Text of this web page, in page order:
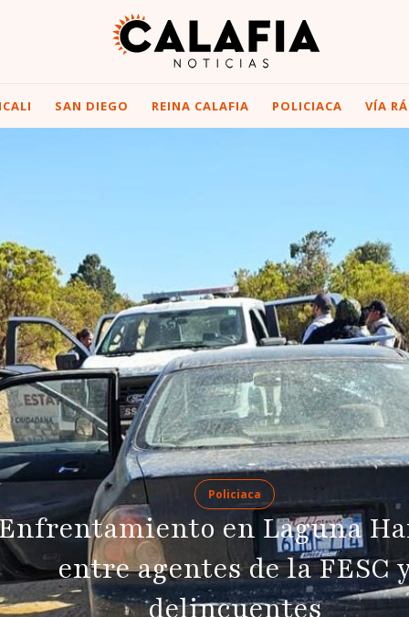
SAN DIEGO REINA CALAFIA POLICIACA VÍA
Policiaca
en Laguna
entre agentes de la FESC
delincuentes